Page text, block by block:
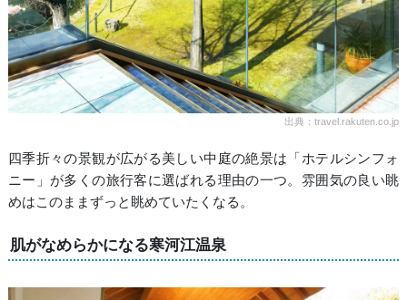
出典：travel.rakuten.co.jp
四季折々の景観が広がる美しい中庭の絶景は「ホテルシンフォ
ニー」が多くの旅行客に選ばれる理由の一つ。雰囲気の良い眺
めはこのままずっと眺めていたくなる。
肌がなめらかになる寒河江温泉